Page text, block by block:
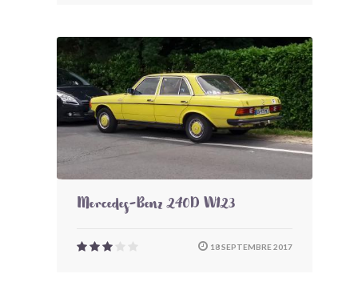
Mercedes-Benz 240D W123
18 SEPTEMBRE 2017